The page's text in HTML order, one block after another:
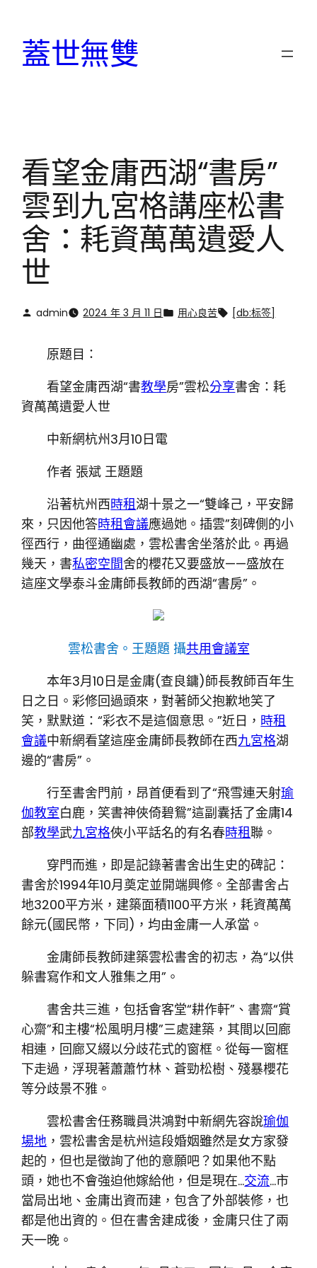
蓋世無雙
看望金庸西湖“書房”
雲到九宮格講座松書
舍：耗資萬萬遺愛人
世
admin 2024 年 3 月 11 日 用心良苦 [db:标签]
原題目：
看望金庸西湖“書教學房”雲松分享書舍：耗
資萬萬遺愛人世
中新網杭州3月10日電
作者 張斌 王題題
沿著杭州西時租湖十景之一“雙峰己，平安歸
來，只因他答時租會議應過她。插雲”刻碑側的小
徑西行，曲徑通幽處，雲松書舍坐落於此。再過
幾天，書私密空間舍的櫻花又要盛放——盛放在
這座文學泰斗金庸師長教師的西湖“書房”。
雲松書舍。 王題題 攝共用會議室
本年3月10日是金庸(查良鏞)師長教師百年生
日之日。彩修回過頭來，對著師父抱歉地笑了
笑，默默道：“彩衣不是這個意思。”近日， 時租
會議中新網看望這座金庸師長教師在西九宮格湖
邊的“書房”。
行至書舍門前，昂首便看到了“飛雪連天射瑜
伽教室白鹿，笑書神俠倚碧鴛”這副囊括了金庸14
部教學武九宮格俠小平話名的有名春時租聯。
穿門而進，即是記錄著書舍出生史的碑記：
書舍於1994年10月奠定並開端興修。全部書舍占
地3200平方米，建築面積1100平方米，耗資萬萬
餘元(國民幣，下同)，均由金庸一人承當。
金庸師長教師建築雲松書舍的初志，為“以供
躲書寫作和文人雅集之用”。
書舍共三進，包括會客堂“耕作軒”、書齋“賞
心齋”和主樓“松風明月樓”三處建築，其間以回廊
相連，回廊又綴以分歧花式的窗框。從每一窗框
下走過，浮現著蕭蕭竹林、蒼勁松樹、殘暴櫻花
等分歧景不雅。
雲松書舍任務職員洪鴻對中新網先容說瑜伽
場地 ，雲松書舍是杭州這段婚姻雖然是女方家發
起的，但也是徵詢了他的意願吧？如果他不點
頭，她也不會強迫他嫁給他，但是現在…交流…市
當局出地、金庸出資而建，包含了外部裝修，也
都是他出資的。但在書舍建成後，金庸只住了兩
天一晚。